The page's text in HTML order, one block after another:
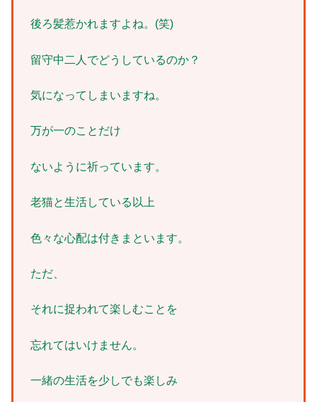
後ろ髪惹かれますよね。(笑)
留守中二人でどうしているのか？
気になってしまいますね。
万が一のことだけ
ないように祈っています。
老猫と生活している以上
色々な心配は付きまといます。
ただ、
それに捉われて楽しむことを
忘れてはいけません。
一緒の生活を少しでも楽しみ